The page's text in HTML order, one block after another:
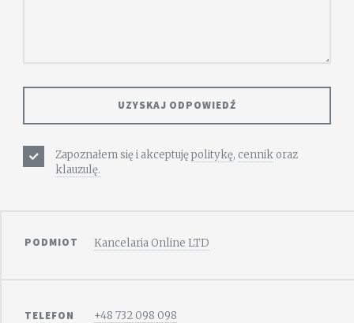
Zapoznałem się i akceptujępolitykę, cennik oraz
klauzulę.
PODMIOT Kancelaria Online LTD
TELEFON +48 732 098 098